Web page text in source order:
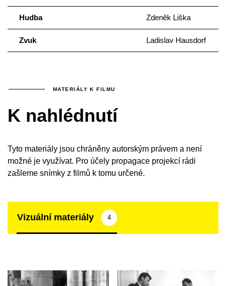
Hudba Zdeněk Liška
Zvuk Ladislav Hausdorf
MATERIÁLY K FILMU
K nahlédnutí
Tyto materiály jsou chráněny autorským právem a není
možné je využívat. Pro účely propagace projekcí rádi
zašleme snímky z filmů k tomu určené.
Vizuální materiály 4